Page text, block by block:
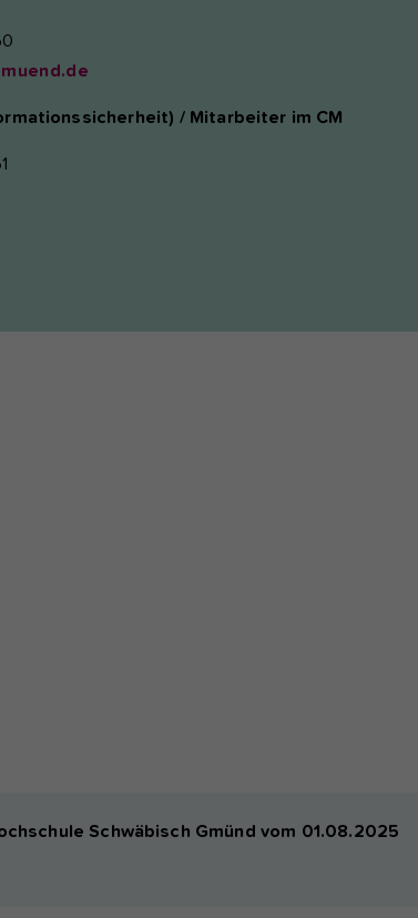
/ Mitarbeiter im CM
Schwäbisch Gmünd vom 01.08.2025